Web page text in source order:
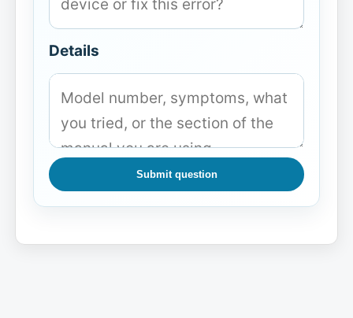
Details
Submit question